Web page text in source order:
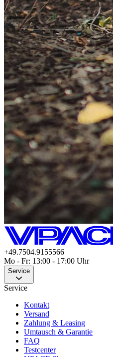
+49.7504.9155566
Mo - Fr: 13:00 - 17:00 Uhr
Service
Service
Kontakt
Versand
Zahlung & Leasing
Umtausch & Garantie
FAQ
Testcenter